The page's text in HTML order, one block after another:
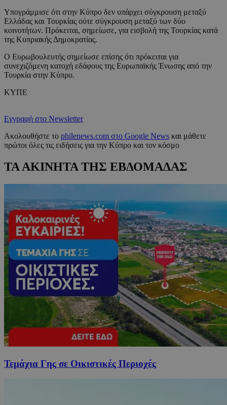
Υπογράμμισε ότι στην Κύπρο δεν υπάρχει σύγκρουση μεταξύ
Ελλάδας και Τουρκίας ούτε σύγκρουση μεταξύ των δύο
κοινοτήτων. Πρόκειται, σημείωσε, για εισβολή της Τουρκίας κατά
της Κυπριακής Δημοκρατίας.
Ο Ευρωβουλευτής σημείωσε επίσης ότι πρόκειται για
συνεχιζόμενη κατοχή εδάφους της Ευρωπαϊκής Ένωσης από την
Τουρκία στην Κύπρο.
ΚΥΠΕ
Εγγραφή στο Newsletter
Ακολουθήστε το philenews.com στο Google News και μάθετε
πρώτοι όλες τις ειδήσεις για την Κύπρο και τον κόσμο
ΤΑ ΑΚΙΝΗΤΑ ΤΗΣ ΕΒΔΟΜΑΔΑΣ
Τεμάχια Γης σε Οικιστικές Περιοχές